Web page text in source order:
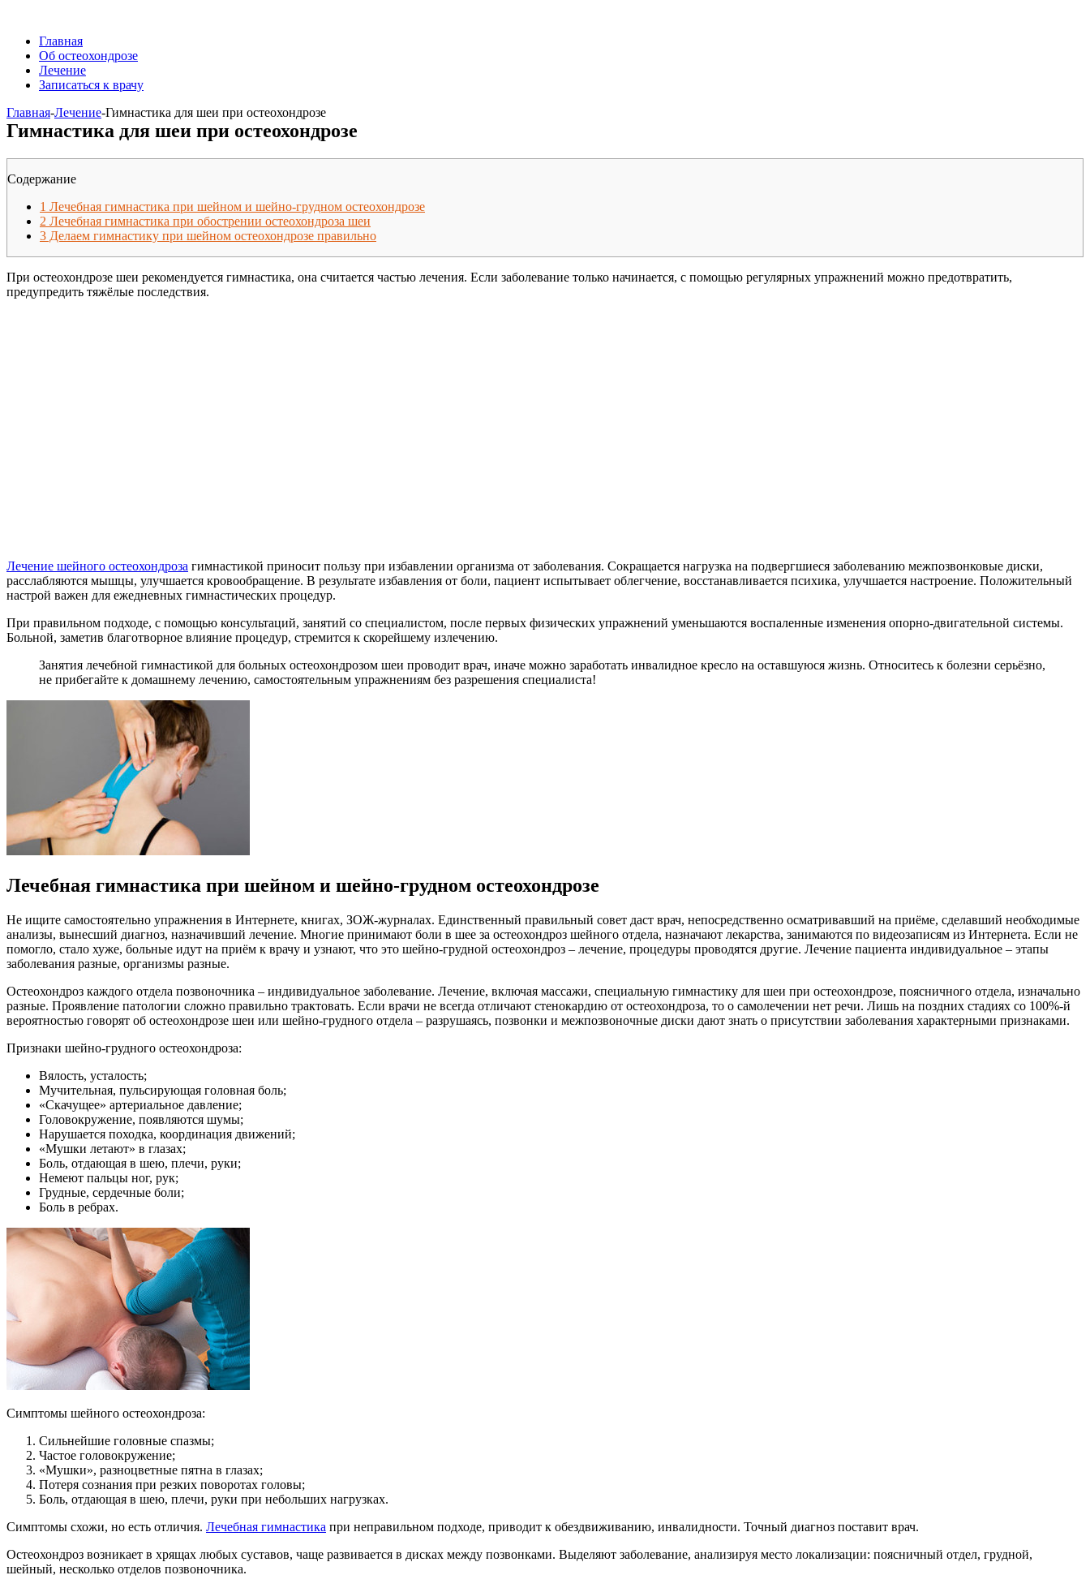
Главная
Об остеохондрозе
Лечение
Записаться к врачу
Главная-Лечение-Гимнастика для шеи при остеохондрозе
Гимнастика для шеи при остеохондрозе
Содержание
1 Лечебная гимнастика при шейном и шейно-грудном остеохондрозе
2 Лечебная гимнастика при обострении остеохондроза шеи
3 Делаем гимнастику при шейном остеохондрозе правильно
При остеохондрозе шеи рекомендуется гимнастика, она считается частью лечения. Если заболевание только начинается, с помощью регулярных упражнений можно предотвратить,
предупредить тяжёлые последствия.
Лечение шейного остеохондроза гимнастикой приносит пользу при избавлении организма от заболевания. Сокращается нагрузка на подвергшиеся заболеванию межпозвонковые диски,
расслабляются мышцы, улучшается кровообращение. В результате избавления от боли, пациент испытывает облегчение, восстанавливается психика, улучшается настроение. Положительный
настрой важен для ежедневных гимнастических процедур.
При правильном подходе, с помощью консультаций, занятий со специалистом, после первых физических упражнений уменьшаются воспаленные изменения опорно-двигательной системы.
Больной, заметив благотворное влияние процедур, стремится к скорейшему излечению.
Занятия лечебной гимнастикой для больных остеохондрозом шеи проводит врач, иначе можно заработать инвалидное кресло на оставшуюся жизнь. Относитесь к болезни серьёзно,
не прибегайте к домашнему лечению, самостоятельным упражнениям без разрешения специалиста!
Лечебная гимнастика при шейном и шейно-грудном остеохондрозе
Не ищите самостоятельно упражнения в Интернете, книгах, ЗОЖ-журналах. Единственный правильный совет даст врач, непосредственно осматривавший на приёме, сделавший необходимые
анализы, вынесший диагноз, назначивший лечение. Многие принимают боли в шее за остеохондроз шейного отдела, назначают лекарства, занимаются по видеозаписям из Интернета. Если не
помогло, стало хуже, больные идут на приём к врачу и узнают, что это шейно-грудной остеохондроз – лечение, процедуры проводятся другие. Лечение пациента индивидуальное – этапы
заболевания разные, организмы разные.
Остеохондроз каждого отдела позвоночника – индивидуальное заболевание. Лечение, включая массажи, специальную гимнастику для шеи при остеохондрозе, поясничного отдела, изначально
разные. Проявление патологии сложно правильно трактовать. Если врачи не всегда отличают стенокардию от остеохондроза, то о самолечении нет речи. Лишь на поздних стадиях со 100%-й
вероятностью говорят об остеохондрозе шеи или шейно-грудного отдела – разрушаясь, позвонки и межпозвоночные диски дают знать о присутствии заболевания характерными признаками.
Признаки шейно-грудного остеохондроза:
Вялость, усталость;
Мучительная, пульсирующая головная боль;
«Скачущее» артериальное давление;
Головокружение, появляются шумы;
Нарушается походка, координация движений;
«Мушки летают» в глазах;
Боль, отдающая в шею, плечи, руки;
Немеют пальцы ног, рук;
Грудные, сердечные боли;
Боль в ребрах.
Симптомы шейного остеохондроза:
Сильнейшие головные спазмы;
Частое головокружение;
«Мушки», разноцветные пятна в глазах;
Потеря сознания при резких поворотах головы;
Боль, отдающая в шею, плечи, руки при небольших нагрузках.
Симптомы схожи, но есть отличия. Лечебная гимнастика при неправильном подходе, приводит к обездвиживанию, инвалидности. Точный диагноз поставит врач.
Остеохондроз возникает в хрящах любых суставов, чаще развивается в дисках между позвонками. Выделяют заболевание, анализируя место локализации: поясничный отдел, грудной,
шейный, несколько отделов позвоночника.